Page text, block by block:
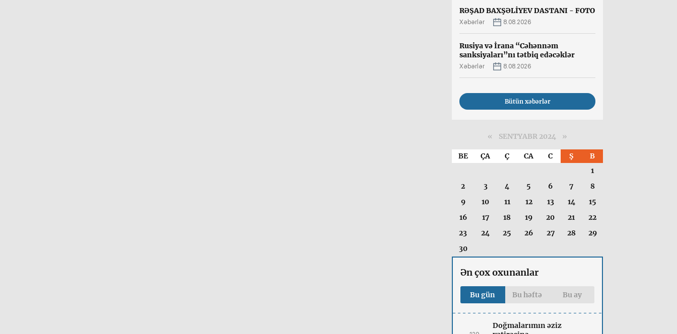
RƏŞAD BAXŞƏLİYEV DASTANI - FOTO
Xəbərlər 8.08.2026
Rusiya və İrana “Cəhənnəm
sanksiyaları”nı tətbiq edəcəklər
Xəbərlər 8.08.2026
Bütün xəbərlər
« SENTYABR 2024 »
BE ÇA Ç CA C Ş
B
1
2
3 4 5 6 7
8
9
10 11 12 13 14
15
16
17 18 19 20 21
22
23
24 25 26 27 28
29
30
Ən çox oxunanlar
Bu gün Bu həftə Bu ay
Doğmalarımın əziz